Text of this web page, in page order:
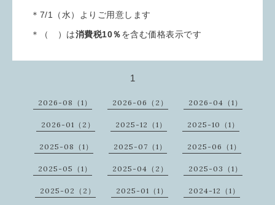
＊7/1（水）よりご用意します
＊（ ）は消費税10％を含む価格表示です
1
2026-08（1） 2026-06（2） 2026-04（1）
2026-01（2） 2025-12（1） 2025-10（1）
2025-08（1） 2025-07（1） 2025-06（1）
2025-05（1） 2025-04（2） 2025-03（1）
2025-02（2） 2025-01（1） 2024-12（1）